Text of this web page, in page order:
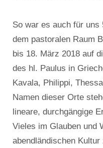
So war es auch für uns
dem pastoralen Raum
bis 18. März 2018 auf
des hl. Paulus in
Kavala, Philippi,
Namen dieser Orte
lineare, durchgängige
Vieles im Glauben und
abendländischen